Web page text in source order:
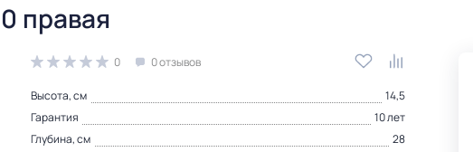
правая
0 0 отзывов
Высота, см
14,5
Гарантия
10 лет
Глубина, см
28